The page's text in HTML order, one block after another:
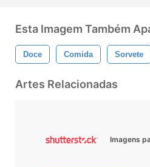
Esta Imagem Também
Doce Comida Sorvete
Artes Relacionadas
Imagens